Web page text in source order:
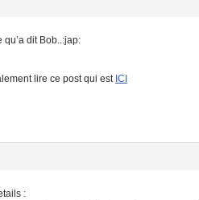
qu’a dit Bob..:jap:
lire ce post qui est ICI
: